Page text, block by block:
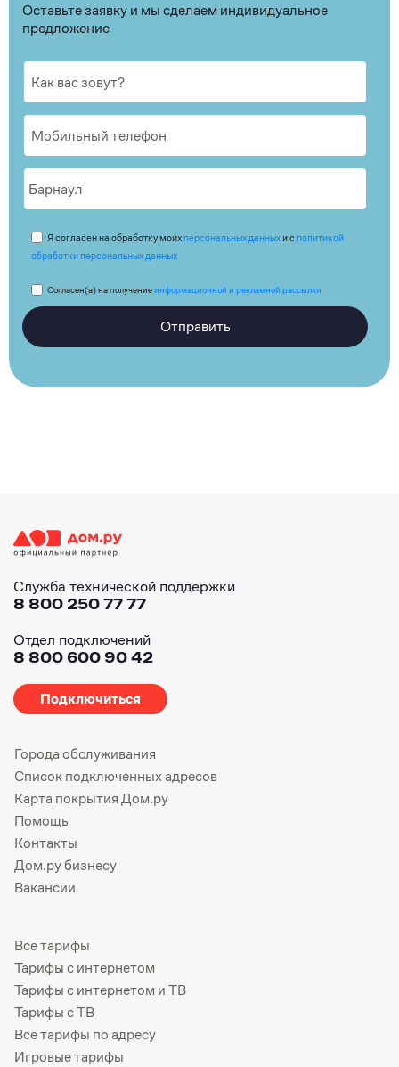
Оставьте заявку и мы сделаем индивидуальное
предложение
Я согласен на обработку моих персональных данныхи с политикой
обработки персональных данных
Согласен(а) на получениеинформационной и рекламной рассылки
Отправить
Служба технической поддержки
8 800 250 77 77
Отдел подключений
8 800 600 90 42
Подключиться
Города обслуживания
Список подключенных адресов
Карта покрытия Дом.ру
Помощь
Контакты
Дом.ру бизнесу
Вакансии
Все тарифы
Тарифы с интернетом
Тарифы с интернетом и ТВ
Тарифы с ТВ
Все тарифы по адресу
Игровые тарифы